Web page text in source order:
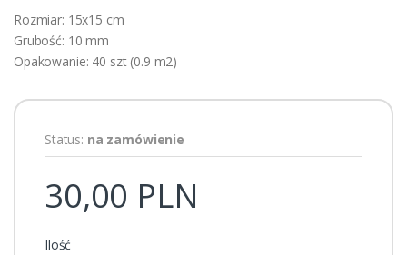
Rozmiar: 15x15 cm
Grubość: 10 mm
Opakowanie: 40 szt (0.9 m2)
Status: na zamówienie
30,00 PLN
Ilość